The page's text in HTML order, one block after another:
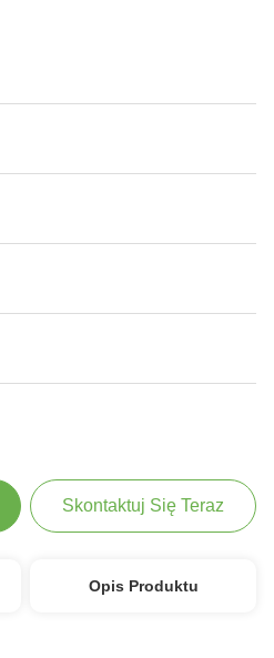
Skontaktuj Się Teraz
Opis Produktu